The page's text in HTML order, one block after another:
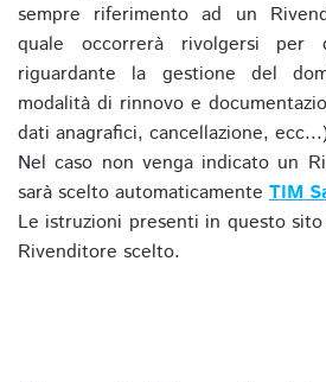
sempre riferimento ad un
quale occorrerà rivolgersi per
riguardante la gestione del
modalità di rinnovo e
dati anagrafici, cancellazione,
Nel caso non venga indicato un
sarà scelto automaticamente TIM
Le istruzioni presenti in questo
Rivenditore scelto.